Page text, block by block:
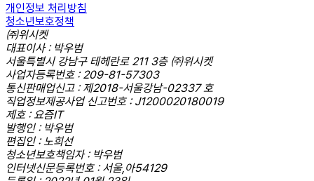
개인정보 처리방침
청소년보호정책
㈜위시켓
대표이사 : 박우범
서울특별시 강남구 테헤란로 211 3층 ㈜위시켓
사업자등록번호 : 209-81-57303
통신판매업신고 : 제2018-서울강남-02337 호
직업정보제공사업 신고번호 : J1200020180019
제호 : 요즘IT
발행인 : 박우범
편집인 : 노희선
청소년보호책임자 : 박우범
인터넷신문등록번호 : 서울,아54129